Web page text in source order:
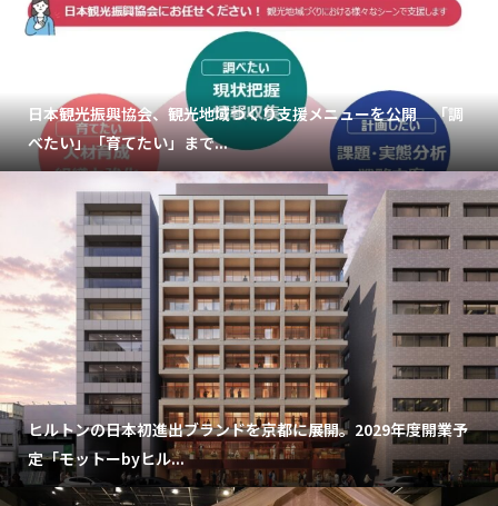
日本観光振興協会、観光地域づくり支援メニューを公開 「調
べたい」「育てたい」まで...
ヒルトンの日本初進出ブランドを京都に展開。2029年度開業予
定「モットーbyヒル...